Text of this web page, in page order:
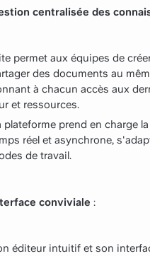
centralisée des
permet aux équipes de
des documents au
à chacun accès aux
et ressources.
plateforme prend en charge
réel et asynchrone,
de travail.
conviviale :
éditeur intuitif et son